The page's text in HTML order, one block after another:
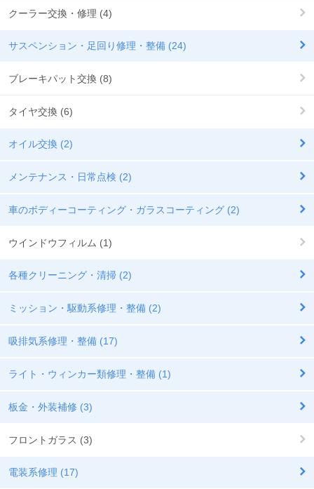
クーラー交換・修理 (4)
サスペンション・足回り修理・整備 (24)
ブレーキパット交換 (8)
タイヤ交換 (6)
オイル交換 (2)
メンテナンス・日常点検 (2)
車のボディーコーティング・ガラスコーティング (2)
ウインドウフィルム (1)
各種クリーニング・清掃 (2)
ミッション・駆動系修理・整備 (2)
吸排気系修理・整備 (17)
ライト・ウィンカー類修理・整備 (1)
板金・外装補修 (3)
フロントガラス (3)
電装系修理 (17)